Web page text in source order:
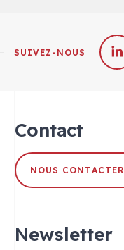
SUIVEZ-NOUS
Contact
NOUS CONTACTER
Newsletter